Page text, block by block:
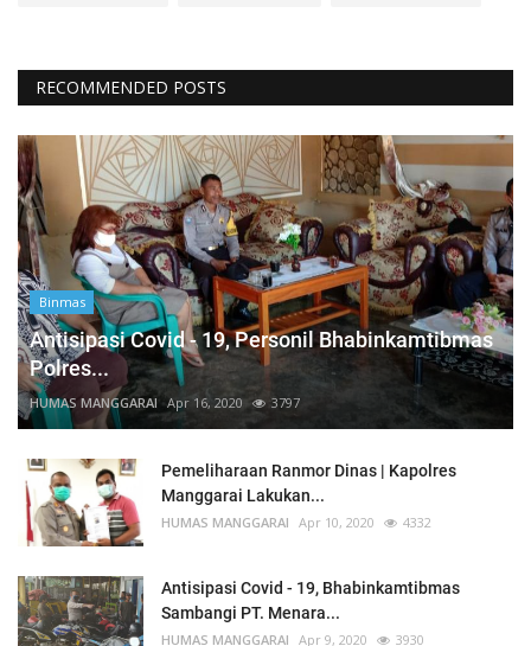
RECOMMENDED POSTS
Binmas
Antisipasi Covid - 19, Personil Bhabinkamtibmas
Polres...
HUMAS MANGGARAI Apr 16, 2020 3797
Pemeliharaan Ranmor Dinas | Kapolres
Manggarai Lakukan...
HUMAS MANGGARAI Apr 10, 2020 4332
Antisipasi Covid - 19, Bhabinkamtibmas
Sambangi PT. Menara...
HUMAS MANGGARAI Apr 9, 2020 3930